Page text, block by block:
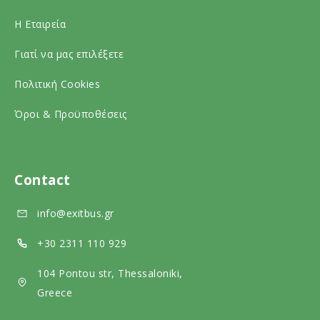
c
a
l
m
i
o
i
a
l
d
a
o
c
i
m
d
i
a
Η Εταιρεία
Γιατί να μας επιλέξετε
Πολιτική Cookies
Όροι & Προϋποθέσεις
Contact
info@exitbus.gr
+30 2311 110 929
104 Pontou str, Thessaloniki,
Greece